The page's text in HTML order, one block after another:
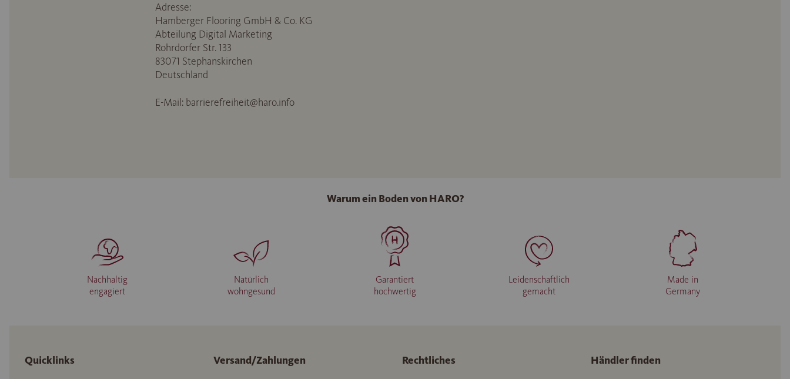
Adresse:
Hamberger Flooring GmbH & Co. KG
Abteilung Digital Marketing
Rohrdorfer Str. 133
83071 Stephanskirchen
Deutschland
E-Mail: barrierefreiheit@haro.info
Warum ein Boden von HARO?
Nachhaltig
engagiert
Natürlich
wohngesund
Garantiert
hochwertig
Leidenschaftlich
gemacht
Made in
Germany
Quicklinks Versand/Zahlungen Rechtliches Händler finden